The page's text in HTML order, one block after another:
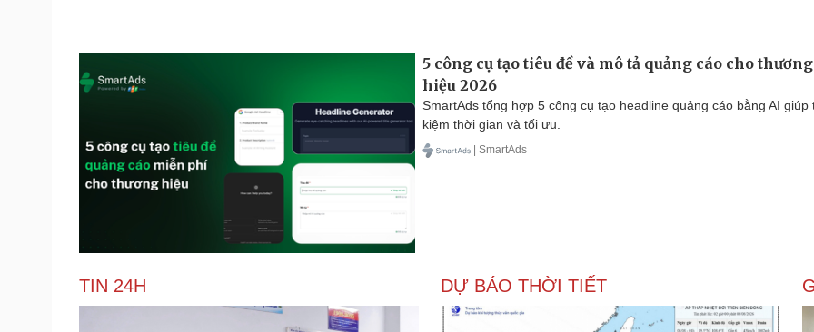
5 công cụ tạo tiêu đề và mô tả quảng cáo cho thương
hiệu 2026
SmartAds tổng hợp 5 công cụ tạo headline quảng cáo bằng AI giúp
kiệm thời gian và tối ưu.
| SmartAds
TIN 24H DỰ BÁO THỜI TIẾT